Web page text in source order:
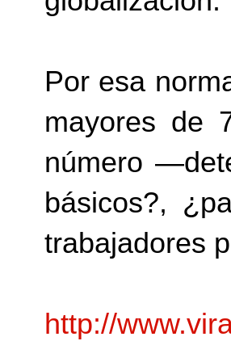
Por esa
mayores de
número
básicos?,
trabajadores
http://